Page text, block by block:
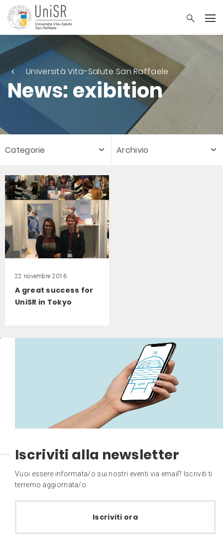
Università Vita-Salute San Raffaele
News: exibition
Categorie Archivio
22 novembre 2016
A great success for
UniSR in Tokyo
Iscriviti alla newsletter
Vuoi essere informata/o sui nostri eventi via email? Iscriviti ti
terremo aggiornata/o
Iscriviti ora